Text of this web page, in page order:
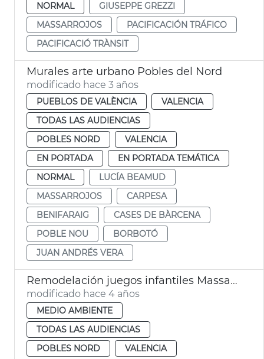
NORMAL
GIUSEPPE GREZZI
MASSARROJOS
PACIFICACIÓN TRÁFICO
PACIFICACIÓ TRÀNSIT
Murales arte urbano Pobles del Nord
modificado hace 3 años
PUEBLOS DE VALÈNCIA
VALENCIA
TODAS LAS AUDIENCIAS
POBLES NORD
VALENCIA
EN PORTADA
EN PORTADA TEMÁTICA
NORMAL
LUCÍA BEAMUD
MASSARROJOS
CARPESA
BENIFARAIG
CASES DE BÀRCENA
POBLE NOU
BORBOTÓ
JUAN ANDRÉS VERA
Remodelación juegos infantiles Massarrojos
modificado hace 4 años
MEDIO AMBIENTE
TODAS LAS AUDIENCIAS
POBLES NORD
VALENCIA